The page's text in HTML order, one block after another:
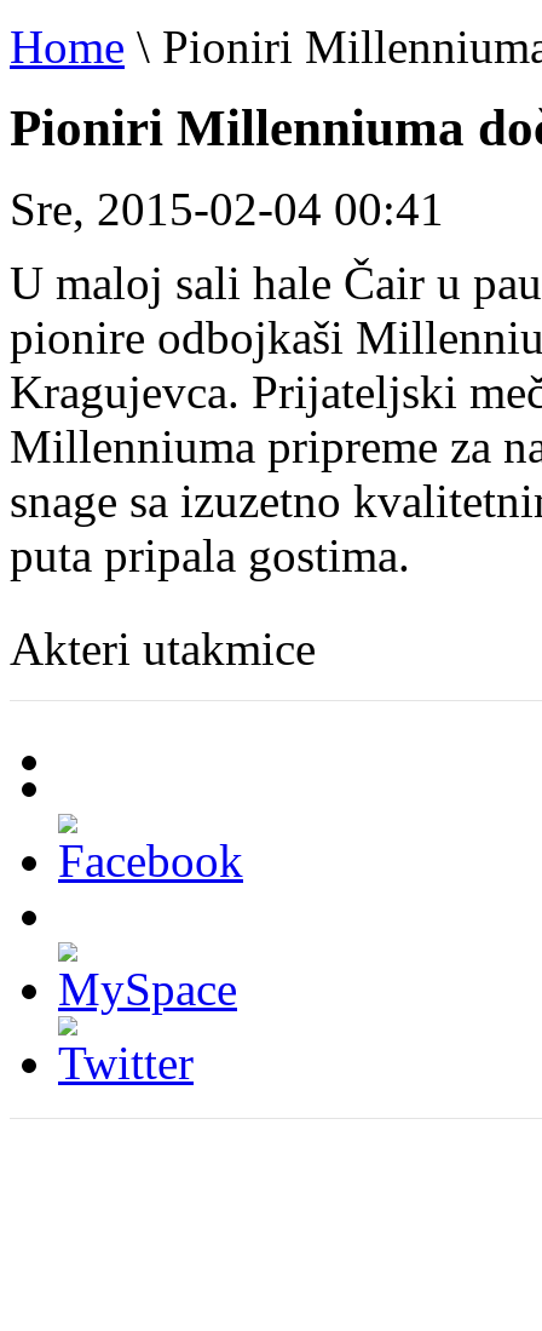
Home \ Pioniri
Pioniri Millenniuma
Sre, 2015-02-04 00:41
U maloj sali hale Čair u
pionire odbojkaši
Kragujevca. Prijateljski
Millenniuma pripreme za
snage sa izuzetno
puta pripala gostima.
Akteri utakmice